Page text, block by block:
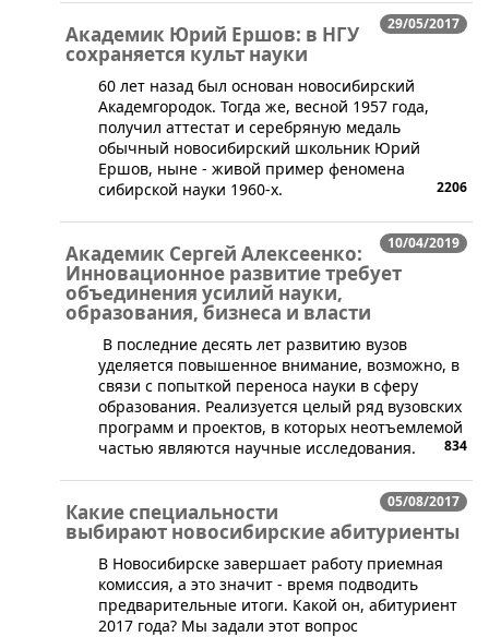
29/05/2017
Академик Юрий Ершов: в НГУ
сохраняется культ науки
​60 лет назад был основан новосибирский
Академгородок. Тогда же, весной 1957 года,
получил аттестат и серебряную медаль
обычный новосибирский школьник Юрий
Ершов, ныне - живой пример феномена
сибирской науки 1960-х.
2206
10/04/2019
Академик Сергей Алексеенко:
Инновационное развитие требует
объединения усилий науки,
образования, бизнеса и власти
В последние десять лет развитию вузов
уделяется повышенное внимание, возможно, в
связи с попыткой переноса науки в сферу
образования. Реализуется целый ряд вузовских
программ и проектов, в которых неотъемлемой
частью являются научные исследования.
834
05/08/2017
Какие специальности
выбирают новосибирские абитуриенты
В Новосибирске завершает работу приемная
комиссия, а это значит - время подводить
предварительные итоги. Какой он, абитуриент
2017 года? Мы задали этот вопрос